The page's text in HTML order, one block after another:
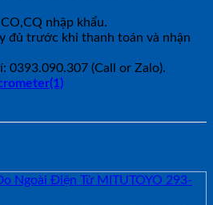
nhập khẩu.
đủ trước khi thanh toán và nhận
0393.090.307 (Call or Zalo).